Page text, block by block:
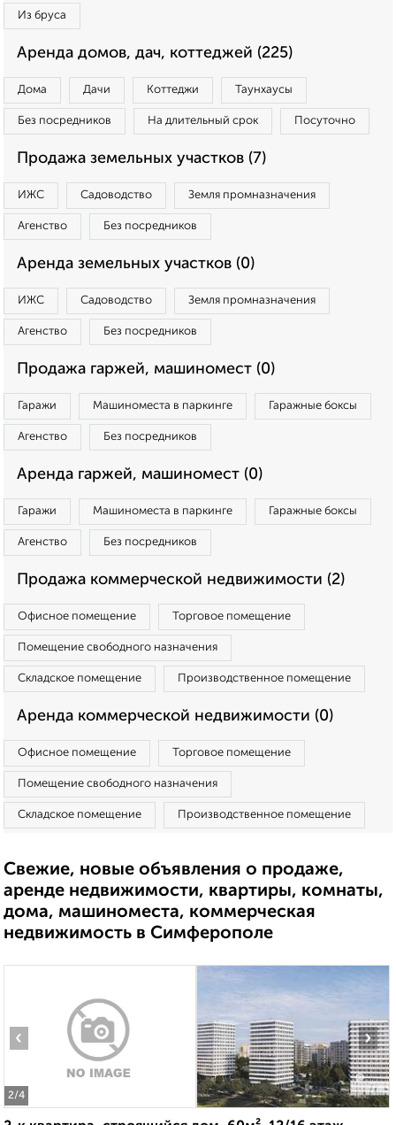
Из бруса
Аренда домов, дач, коттеджей (225)
Дома Дачи Коттеджи Таунхаусы
Без посредников На длительный срок Посуточно
Продажа земельных участков (7)
ИЖС Садоводство Земля промназначения
Агенство Без посредников
Аренда земельных участков (0)
ИЖС Садоводство Земля промназначения
Агенство Без посредников
Продажа гаржей, машиномест (0)
Гаражи Машиноместа в паркинге Гаражные боксы
Агенство Без посредников
Аренда гаржей, машиномест (0)
Гаражи Машиноместа в паркинге Гаражные боксы
Агенство Без посредников
Продажа коммерческой недвижимости (2)
Офисное помещение Торговое помещение
Помещение свободного назначения
Складское помещение Производственное помещение
Аренда коммерческой недвижимости (0)
Офисное помещение Торговое помещение
Помещение свободного назначения
Складское помещение Производственное помещение
Свежие, новые объявления о продаже,
аренде недвижимости, квартиры, комнаты,
дома, машиноместа, коммерческая
недвижимость в Симферополе
2/4
‹ ›